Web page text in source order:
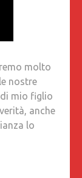
molto
nostre
mio figlio
anche
lo